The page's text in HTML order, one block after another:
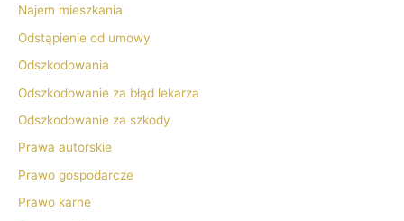
Najem mieszkania
Odstąpienie od umowy
Odszkodowania
Odszkodowanie za błąd lekarza
Odszkodowanie za szkody
Prawa autorskie
Prawo gospodarcze
Prawo karne